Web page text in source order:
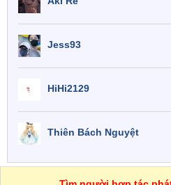
Jess93
HiHi2129
Thiên Bách Nguyệt
VN